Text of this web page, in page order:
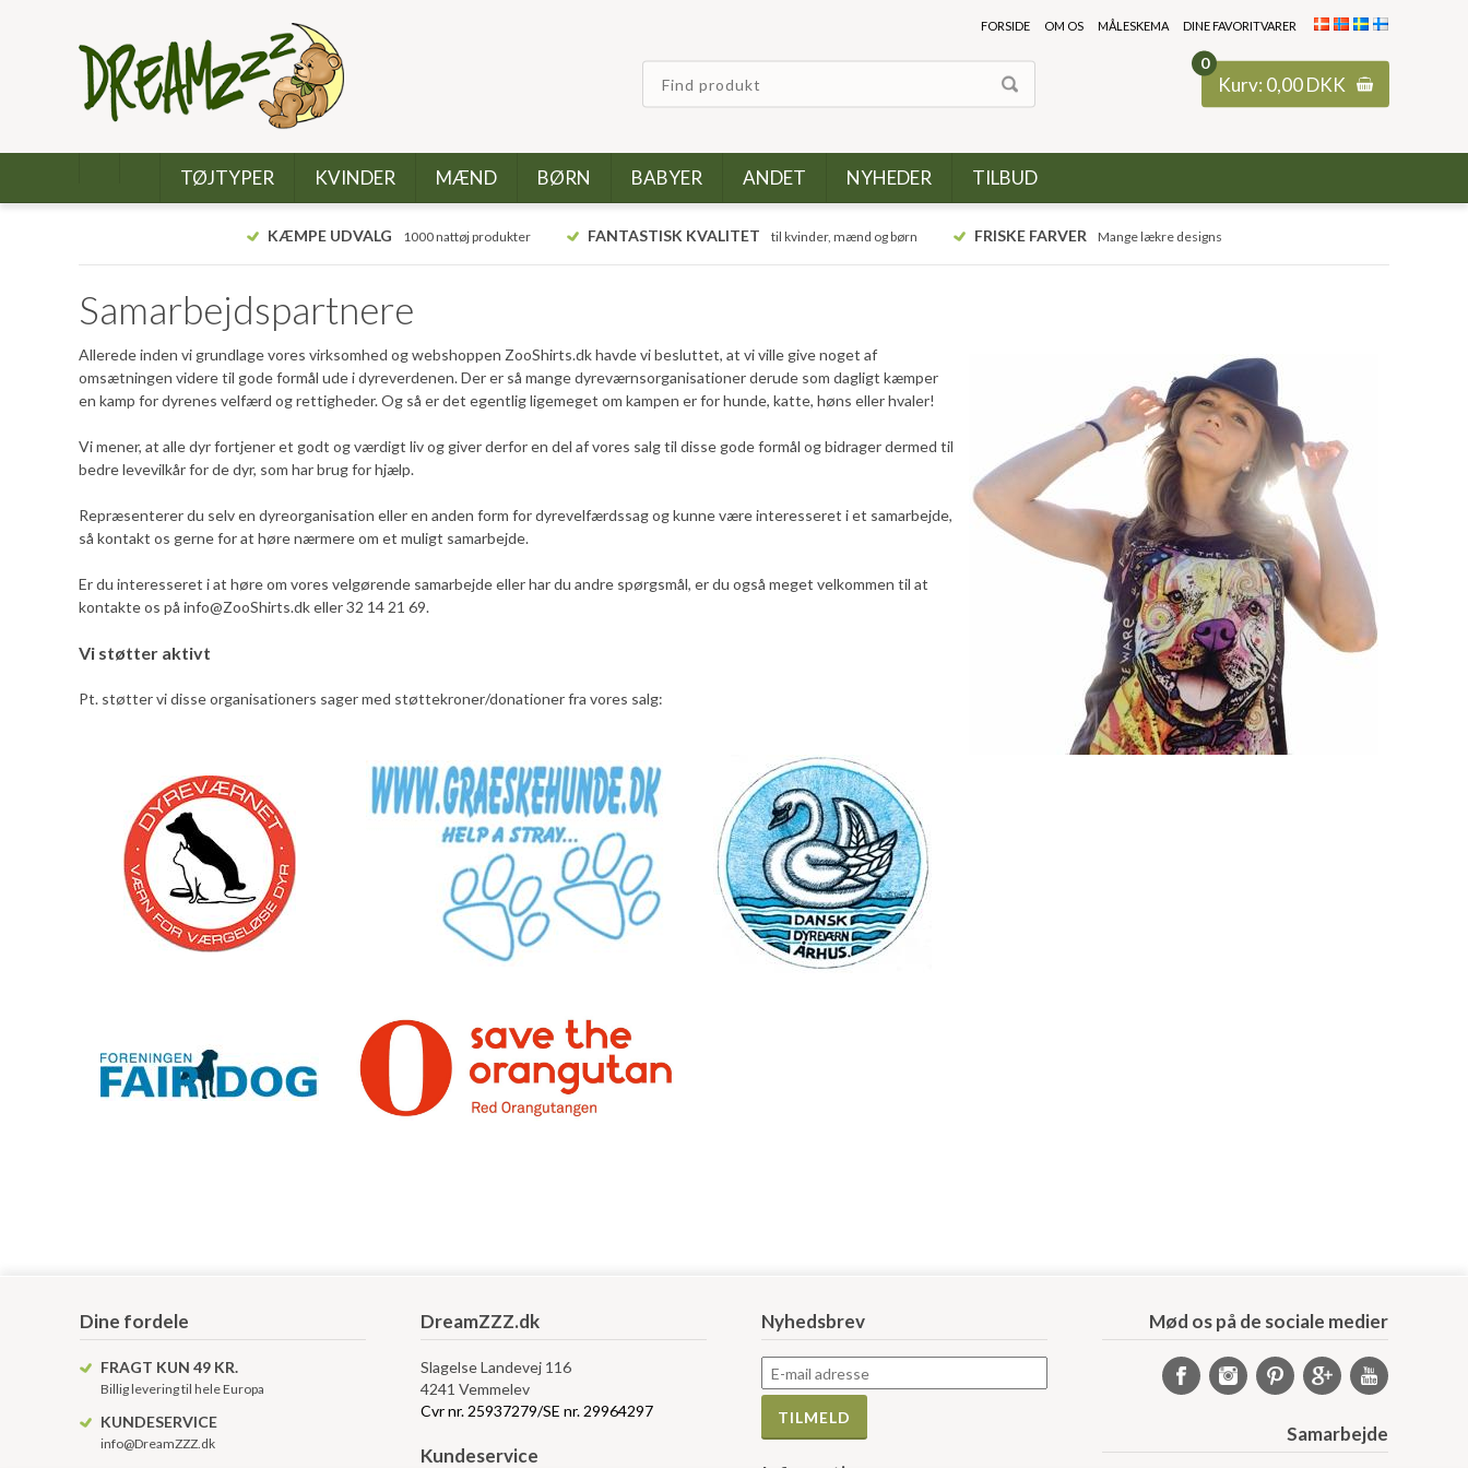
0
Kurv: 0,00DKK
FORSIDE OM OS MÅLESKEMA DINE FAVORITVARER
TØJTYPER KVINDER MÆND BØRN BABYER ANDET NYHEDER TILBUD
KÆMPE UDVALG 1000 nattøj produkter FANTASTISK KVALITET til kvinder, mænd og børn FRISKE FARVER Mange lækre designs
Samarbejdspartnere
Allerede inden vi grundlage vores virksomhed og webshoppen ZooShirts.dk havde vi besluttet, at vi ville give noget af
omsætningen videre til gode formål ude i dyreverdenen. Der er så mange dyreværnsorganisationer derude som dagligt kæmper
en kamp for dyrenes velfærd og rettigheder. Og så er det egentlig ligemeget om kampen er for hunde, katte, høns eller hvaler!
Vi mener, at alle dyr fortjener et godt og værdigt liv og giver derfor en del af vores salg til disse gode formål og bidrager dermed til
bedre levevilkår for de dyr, som har brug for hjælp.
Repræsenterer du selv en dyreorganisation eller en anden form for dyrevelfærdssag og kunne være interesseret i et samarbejde,
så kontakt os gerne for at høre nærmere om et muligt samarbejde.
Er du interesseret i at høre om vores velgørende samarbejde eller har du andre spørgsmål, er du også meget velkommen til at
kontakte os på info@ZooShirts.dk eller 32 14 21 69.
Vi støtter aktivt
Pt. støtter vi disse organisationers sager med støttekroner/donationer fra vores salg:
Dine fordele
FRAGT KUN 49 KR.
Billig levering til hele Europa
KUNDESERVICE
info@DreamZZZ.dk
DreamZZZ.dk
Slagelse Landevej 116
4241 Vemmelev
Cvr nr. 25937279/SE nr. 29964297
Kundeservice
Nyhedsbrev Mød os på de sociale medier
Samarbejde